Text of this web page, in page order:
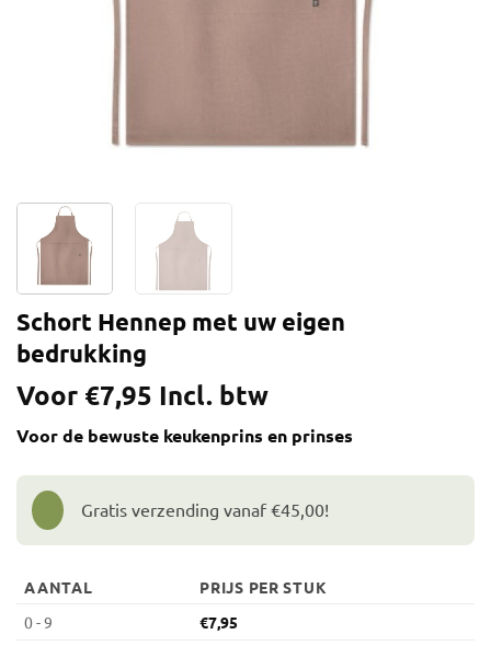
Schort Hennep met uw eigen
bedrukking
Voor €7,95 Incl. btw
Voor de bewuste keukenprins en prinses
Gratis verzending vanaf €45,00!
AANTAL
PRIJS PER STUK
0 - 9
€7,95